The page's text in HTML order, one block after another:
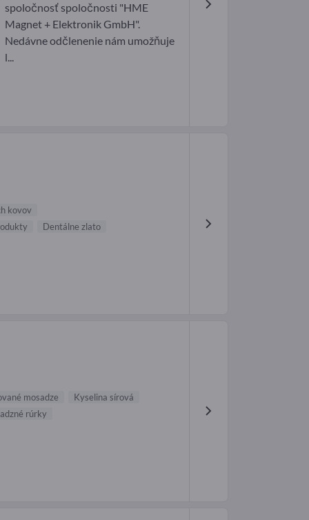
spoločnosť spoločnosti "HME
Magnet + Elektronik GmbH".
Nedávne odčlenenie nám umožňuje
l...
kovov
Dentálne zlato
mosadze
Kyselina sírová
rúrky